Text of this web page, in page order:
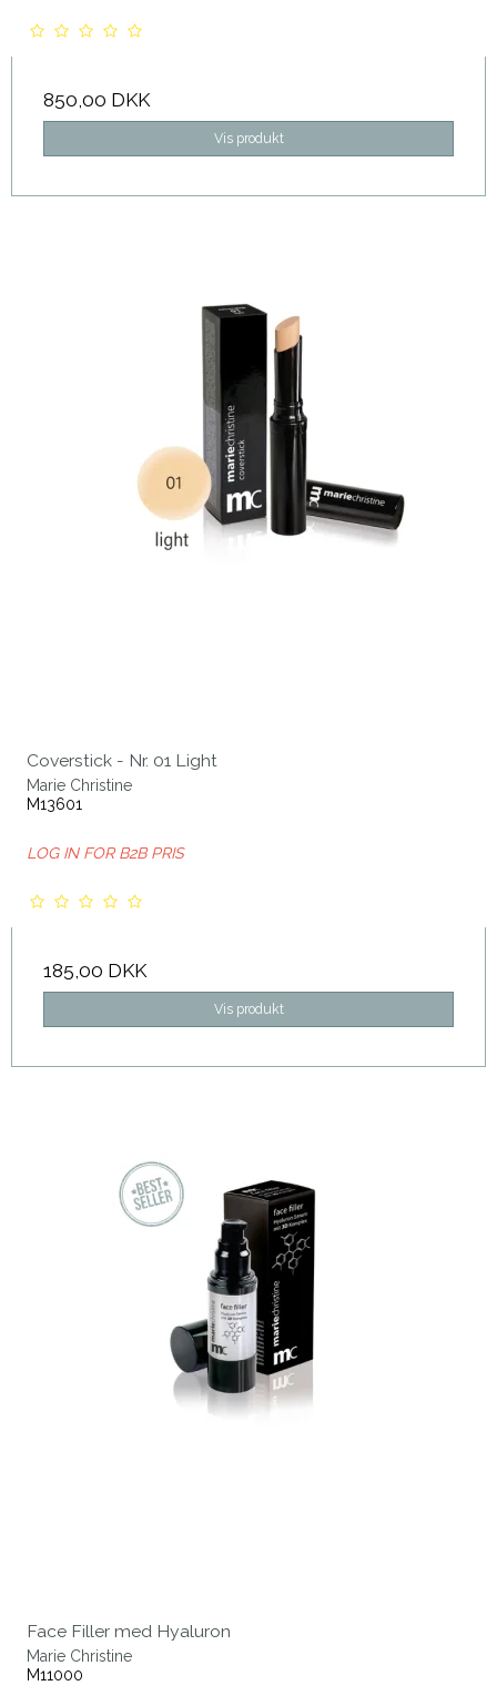
850,00 DKK
Vis produkt
Coverstick - Nr. 01 Light
Marie Christine
M13601
LOG IN FOR B2B PRIS
185,00 DKK
Vis produkt
Face Filler med Hyaluron
Marie Christine
M11000